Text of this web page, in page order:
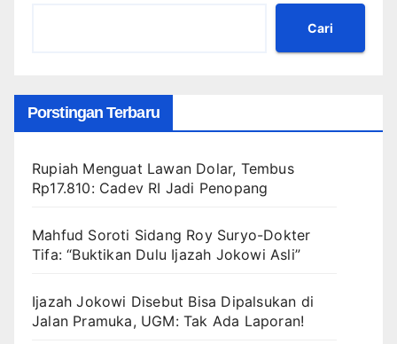
Cari
Porstingan Terbaru
Rupiah Menguat Lawan Dolar, Tembus
Rp17.810: Cadev RI Jadi Penopang
Mahfud Soroti Sidang Roy Suryo-Dokter
Tifa: “Buktikan Dulu Ijazah Jokowi Asli”
Ijazah Jokowi Disebut Bisa Dipalsukan di
Jalan Pramuka, UGM: Tak Ada Laporan!